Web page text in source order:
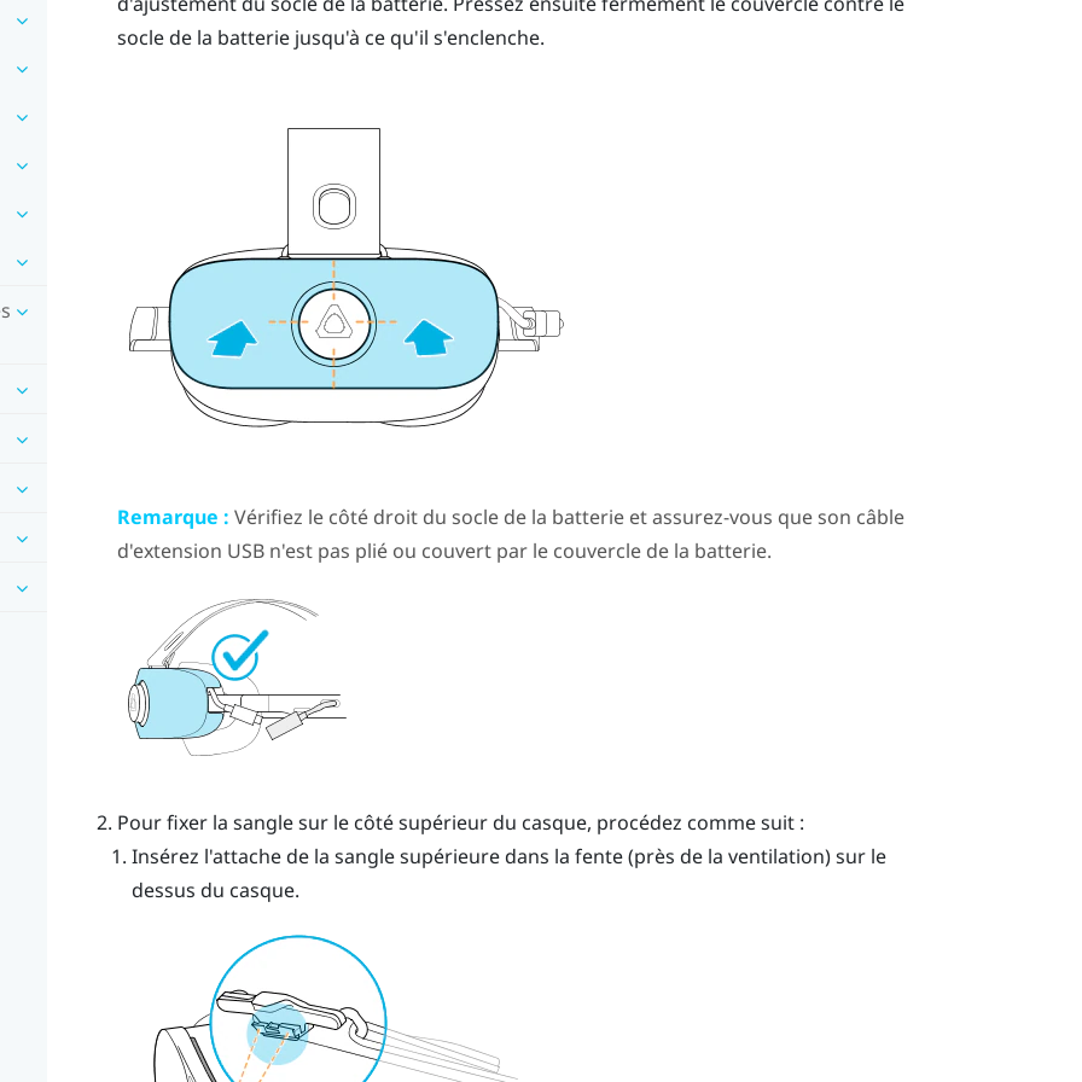
socle de la batterie jusqu'à ce qu'il s'enclenche.
Remarque : Vérifiez le côté droit du socle de la batterie et assurez-vous que son câble
d'extension USB n'est pas plié ou couvert par le couvercle de la batterie.
Pour fixer la sangle sur le côté supérieur du casque, procédez comme suit :
Insérez l'attache de la sangle supérieure dans la fente (près de la ventilation) sur le
dessus du casque.